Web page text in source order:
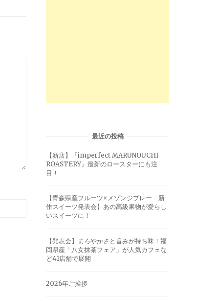
最近の投稿
【新店】『imperfect MARUNOUCHI
ROASTERY』最新のロースターにも注
目！
【青森県産フルーツ×メゾンジブレー 新
作スイーツ発表会】あの高級果物が愛らし
いスイーツに！
【発表会】まろやかさと旨みが持ち味！福
岡県産「八女抹茶フェア」が人気カフェな
ど41店舗で展開
2026年ご挨拶